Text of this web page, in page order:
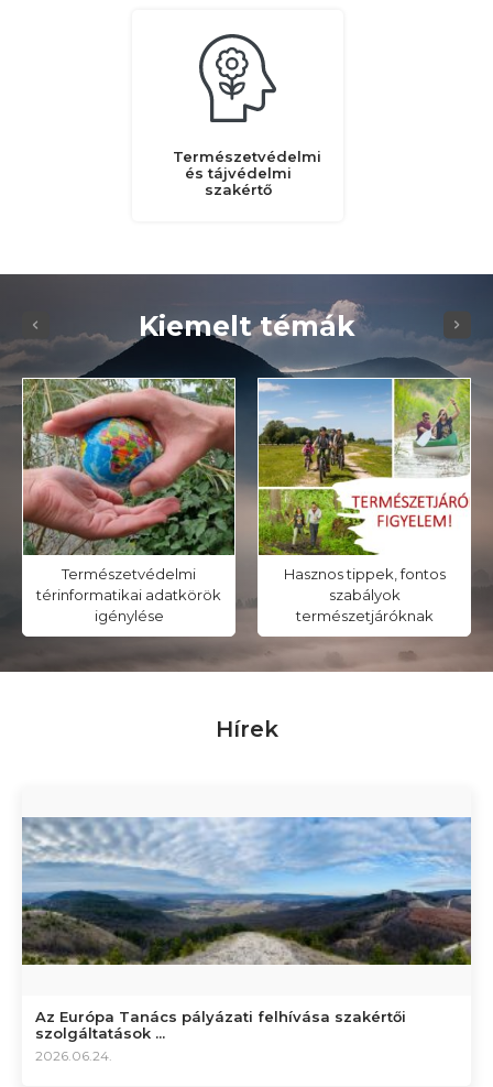
Természetvédelmi
és tájvédelmi
szakértő
Kiemelt témák
Természetvédelmi
térinformatikai adatkörök
igénylése
Hasznos tippek, fontos
szabályok
természetjáróknak
Hírek
Az Európa Tanács pályázati felhívása szakértői
szolgáltatások ...
2026.06.24.